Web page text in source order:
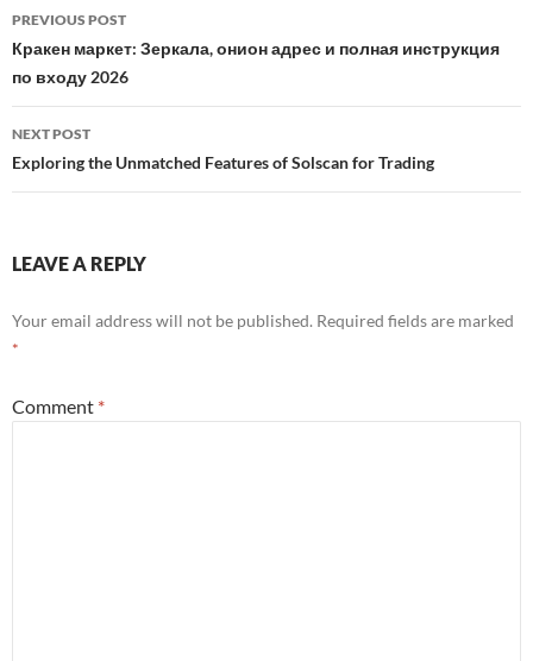
Post
navigation
PREVIOUS POST
Кракен маркет: Зеркала, онион адрес и полная инструкция
по входу 2026
NEXT POST
Exploring the Unmatched Features of Solscan for Trading
LEAVE A REPLY
Your email address will not be published. Required fields are marked
*
Comment *